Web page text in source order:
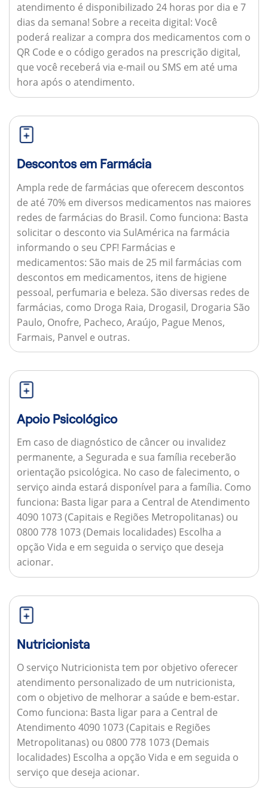
atendimento é disponibilizado 24 horas por dia e 7
dias da semana! Sobre a receita digital: Você
poderá realizar a compra dos medicamentos com o
QR Code e o código gerados na prescrição digital,
que você receberá via e-mail ou SMS em até uma
hora após o atendimento.
Descontos em Farmácia
Ampla rede de farmácias que oferecem descontos
de até 70% em diversos medicamentos nas maiores
redes de farmácias do Brasil. Como funciona: Basta
solicitar o desconto via SulAmérica na farmácia
informando o seu CPF! Farmácias e
medicamentos: São mais de 25 mil farmácias com
descontos em medicamentos, itens de higiene
pessoal, perfumaria e beleza. São diversas redes de
farmácias, como Droga Raia, Drogasil, Drogaria São
Paulo, Onofre, Pacheco, Araújo, Pague Menos,
Farmais, Panvel e outras.
Apoio Psicológico
Em caso de diagnóstico de câncer ou invalidez
permanente, a Segurada e sua família receberão
orientação psicológica. No caso de falecimento, o
serviço ainda estará disponível para a família. Como
funciona: Basta ligar para a Central de Atendimento
4090 1073 (Capitais e Regiões Metropolitanas) ou
0800 778 1073 (Demais localidades) Escolha a
opção Vida e em seguida o serviço que deseja
acionar.
Nutricionista
O serviço Nutricionista tem por objetivo oferecer
atendimento personalizado de um nutricionista,
com o objetivo de melhorar a saúde e bem-estar.
Como funciona: Basta ligar para a Central de
Atendimento 4090 1073 (Capitais e Regiões
Metropolitanas) ou 0800 778 1073 (Demais
localidades) Escolha a opção Vida e em seguida o
serviço que deseja acionar.